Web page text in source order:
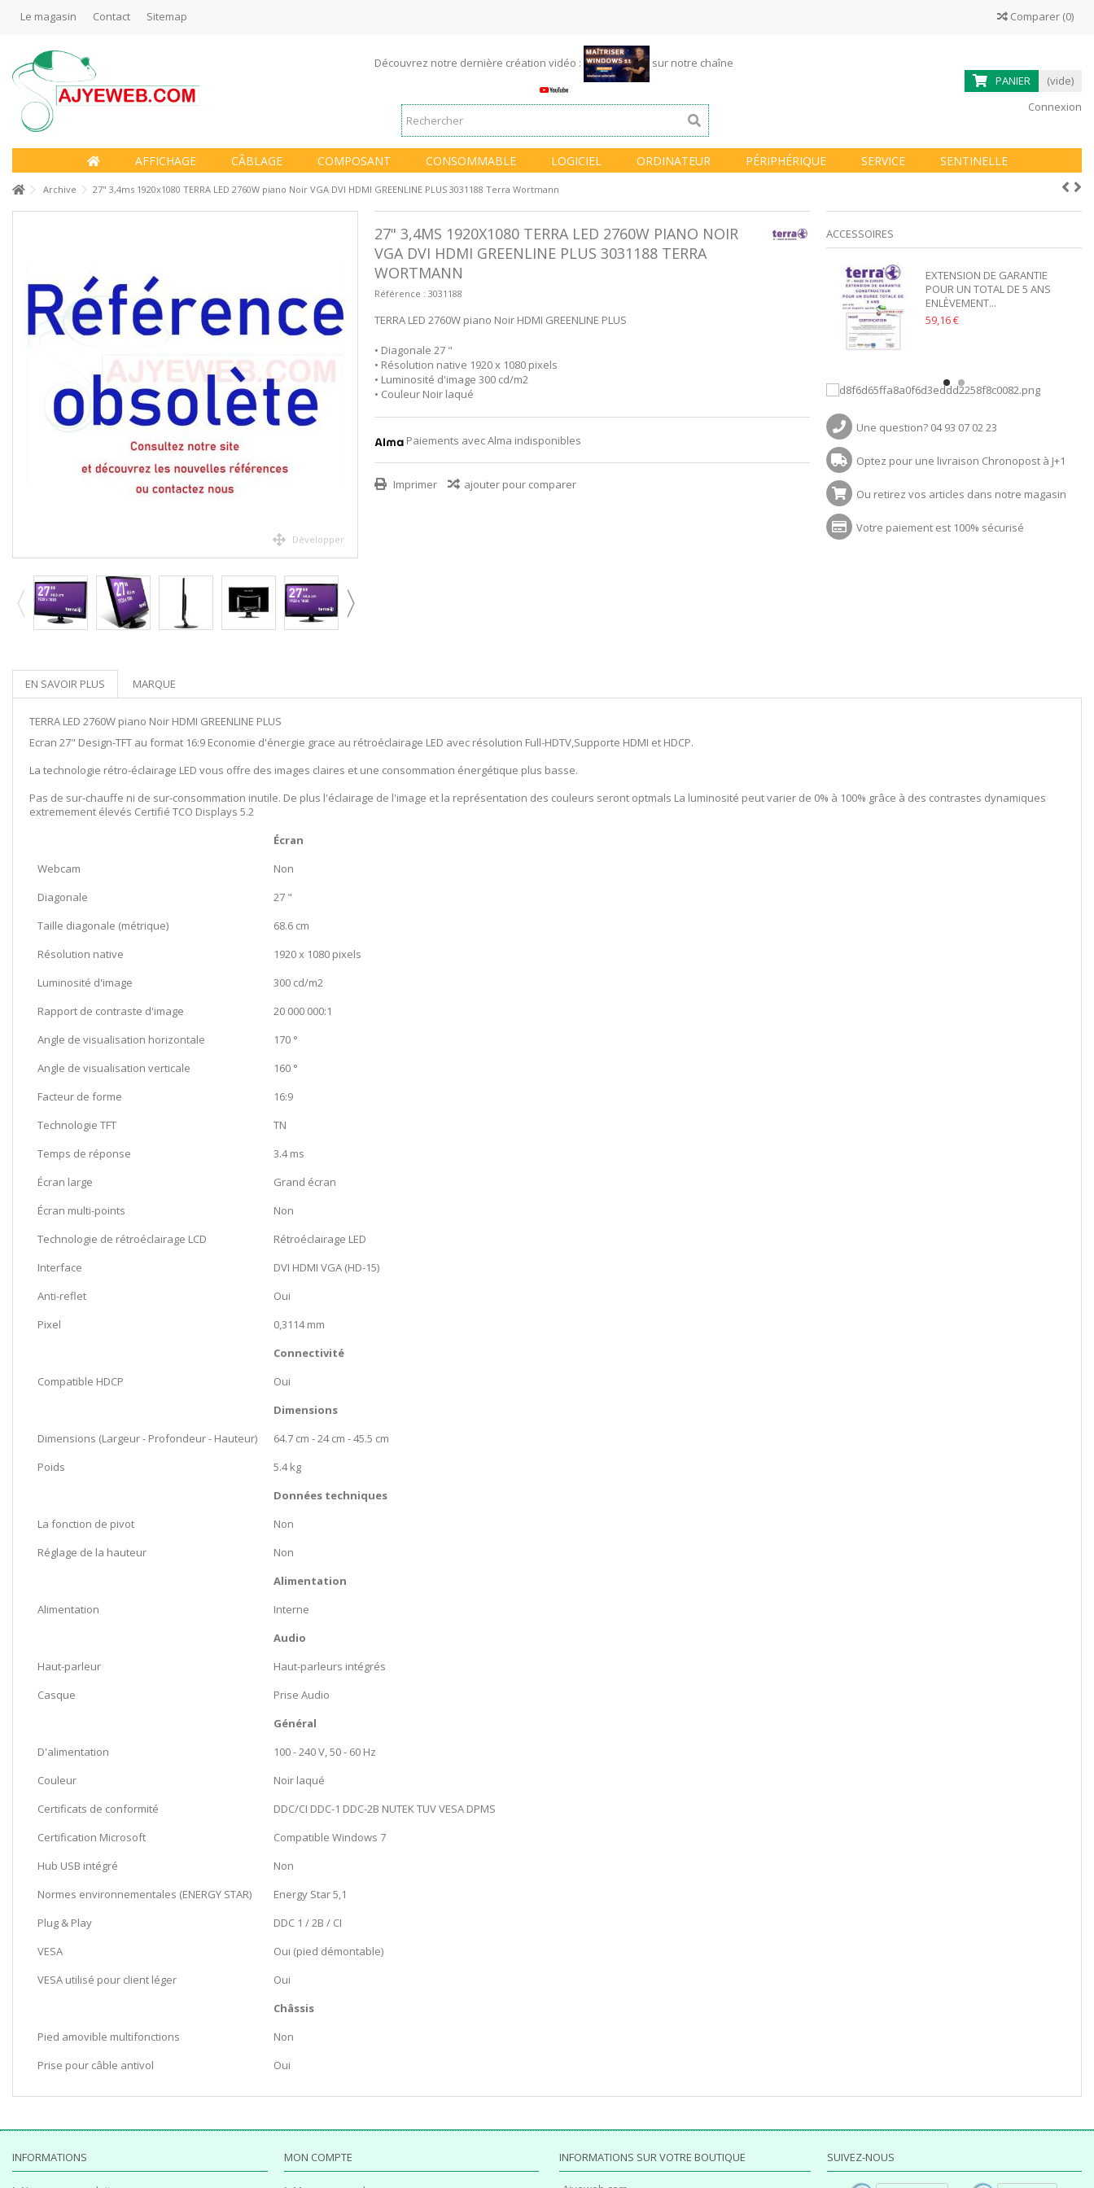
Le magasin Contact Sitemap Comparer (0)
Découvrez notre dernière création vidéo :
sur notre chaîne
PANIER
(vide)
Connexion
AFFICHAGE CÂBLAGE COMPOSANT CONSOMMABLE LOGICIEL ORDINATEUR PÉRIPHÉRIQUE SERVICE SENTINELLE
Archive 27" 3,4ms 1920x1080 TERRA LED 2760W piano Noir VGA DVI HDMI GREENLINE PLUS 3031188 Terra Wortmann
Développer
27" 3,4MS 1920X1080 TERRA LED 2760W PIANO NOIR
VGA DVI HDMI GREENLINE PLUS 3031188 TERRA
WORTMANN
Référence : 3031188
TERRA LED 2760W piano Noir HDMI GREENLINE PLUS
• Diagonale 27 "
• Résolution native 1920 x 1080 pixels
• Luminosité d'image 300 cd/m2
• Couleur Noir laqué
Paiements avec Alma indisponibles
Imprimer ajouter pour comparer
ACCESSOIRES
EXTENSION DE GARANTIE
POUR UN TOTAL DE 5 ANS
ENLÈVEMENT...
59,16 €
Une question? 04 93 07 02 23
Optez pour une livraison Chronopost à J+1
Ou retirez vos articles dans notre magasin
Votre paiement est 100% sécurisé
EN SAVOIR PLUS MARQUE
TERRA LED 2760W piano Noir HDMI GREENLINE PLUS
Ecran 27" Design-TFT au format 16:9 Economie d'énergie grace au rétroéclairage LED avec résolution Full-HDTV,Supporte HDMI et HDCP.
La technologie rétro-éclairage LED vous offre des images claires et une consommation énergétique plus basse.
Pas de sur-chauffe ni de sur-consommation inutile. De plus l'éclairage de l'image et la représentation des couleurs seront optmals La luminosité peut varier de 0% à 100% grâce à des contrastes dynamiques
extremement élevés Certifié TCO Displays 5.2
Écran
Webcam
Non
Diagonale
27 "
Taille diagonale (métrique)
68.6 cm
Résolution native
1920 x 1080 pixels
Luminosité d'image
300 cd/m2
Rapport de contraste d'image
20 000 000:1
Angle de visualisation horizontale
170 °
Angle de visualisation verticale
160 °
Facteur de forme
16:9
Technologie TFT
TN
Temps de réponse
3.4 ms
Écran large
Grand écran
Écran multi-points
Non
Technologie de rétroéclairage LCD
Rétroéclairage LED
Interface
DVI HDMI VGA (HD-15)
Anti-reflet
Oui
Pixel
0,3114 mm
Connectivité
Compatible HDCP
Oui
Dimensions
Dimensions (Largeur - Profondeur - Hauteur)
64.7 cm - 24 cm - 45.5 cm
Poids
5.4 kg
Données techniques
La fonction de pivot
Non
Réglage de la hauteur
Non
Alimentation
Alimentation
Interne
Audio
Haut-parleur
Haut-parleurs intégrés
Casque
Prise Audio
Général
D'alimentation
100 - 240 V, 50 - 60 Hz
Couleur
Noir laqué
Certificats de conformité
DDC/CI DDC-1 DDC-2B NUTEK TUV VESA DPMS
Certification Microsoft
Compatible Windows 7
Hub USB intégré
Non
Normes environnementales (ENERGY STAR)
Energy Star 5,1
Plug & Play
DDC 1 / 2B / CI
VESA
Oui (pied démontable)
VESA utilisé pour client léger
Oui
Châssis
Pied amovible multifonctions
Non
Prise pour câble antivol
Oui
INFORMATIONS MON COMPTE INFORMATIONS SUR VOTRE BOUTIQUE SUIVEZ-NOUS